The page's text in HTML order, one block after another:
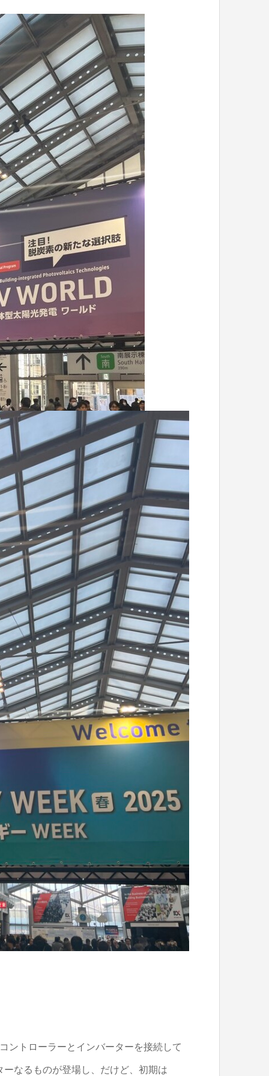
ントローラーとインバーターを接続して
なるものが登場し、だけど、初期は